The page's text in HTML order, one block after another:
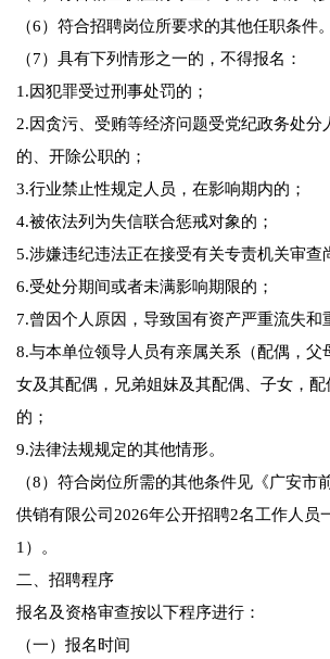
（6）符合招聘岗位所要求的其他任职条件。
（7）具有下列情形之一的，不得报名：
1.因犯罪受过刑事处罚的；
2.因贪污、受贿等经济问题受党纪政务处分
的、开除公职的；
3.行业禁止性规定人员，在影响期内的；
4.被依法列为失信联合惩戒对象的；
5.涉嫌违纪违法正在接受有关专责机关审查
6.受处分期间或者未满影响期限的；
7.曾因个人原因，导致国有资产严重流失和
8.与本单位领导人员有亲属关系（配偶，父
女及其配偶，兄弟姐妹及其配偶、子女，配
的；
9.法律法规规定的其他情形。
（8）符合岗位所需的其他条件见《广安市
供销有限公司2026年公开招聘2名工作人员
1）。
二、招聘程序
报名及资格审查按以下程序进行：
（一）报名时间